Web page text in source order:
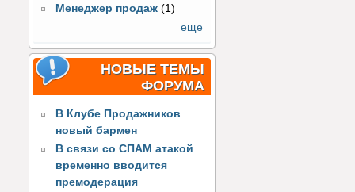
Менеджер продаж (1)
еще
НОВЫЕ ТЕМЫ
ФОРУМА
В Клубе Продажников
новый бармен
В связи со СПАМ атакой
временно вводится
премодерация